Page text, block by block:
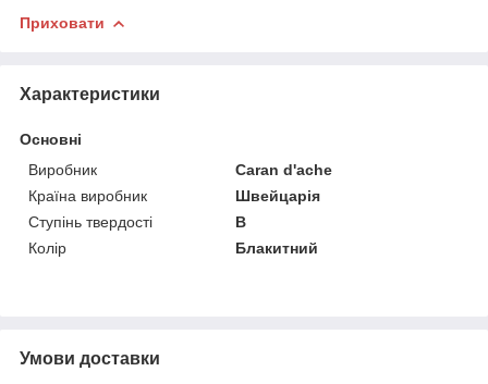
Приховати
Характеристики
Основні
Виробник
Caran d'ache
Країна виробник
Швейцарія
Ступінь твердості
В
Колір
Блакитний
Умови доставки